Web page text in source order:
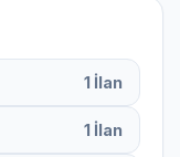
1 İlan
1 İlan